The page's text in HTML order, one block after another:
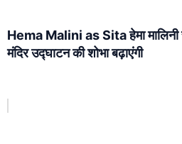
Hema Malini as Sita हेमा मालिनी
मंदिर उद्घाटन की शोभा बढ़ाएंगी